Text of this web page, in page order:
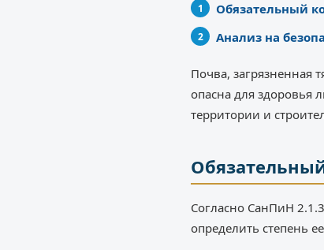
Обязательный
Анализ на
Почва, загрязненная
опасна для здоровья
территории и
Согласно СанПиН
определить степень